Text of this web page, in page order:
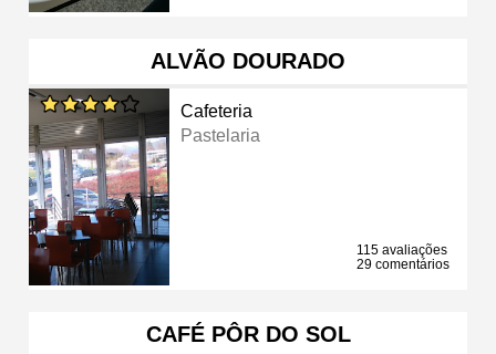
ALVÃO DOURADO
Cafeteria
Pastelaria
115 avaliações
29 comentários
CAFÉ PÔR DO SOL